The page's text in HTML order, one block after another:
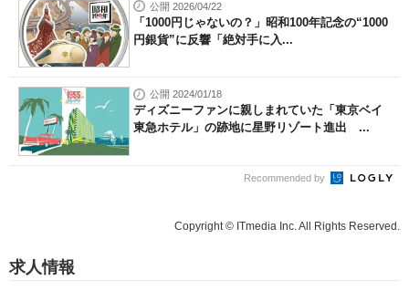
公開 2026/04/22
「1000円じゃないの？」昭和100年記念の“1000
円銀貨”に反響「絶対手に入...
公開 2024/01/18
ディズニーファンに親しまれていた「東京ベイ
東急ホテル」の跡地に星野リゾート進出 ...
Recommended by
Copyright © ITmedia Inc. All Rights Reserved.
求人情報